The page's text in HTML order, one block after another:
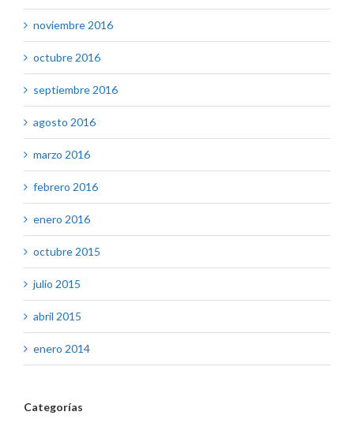
noviembre 2016
octubre 2016
septiembre 2016
agosto 2016
marzo 2016
febrero 2016
enero 2016
octubre 2015
julio 2015
abril 2015
enero 2014
Categorías